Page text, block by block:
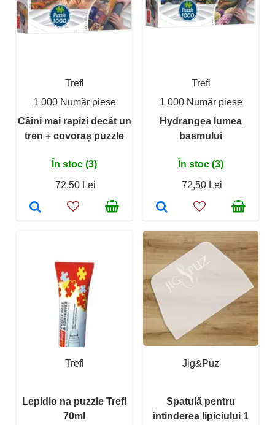
Trefl
1 000 Număr piese
Câini mai rapizi decât un
tren + covoraș puzzle
În stoc (3)
72,50 Lei
Trefl
1 000 Număr piese
Hydrangea lumea
basmului
În stoc (3)
72,50 Lei
Trefl
Lepidlo na puzzle Trefl
70ml
Jig&Puz
Spatulă pentru
întinderea lipiciului 1